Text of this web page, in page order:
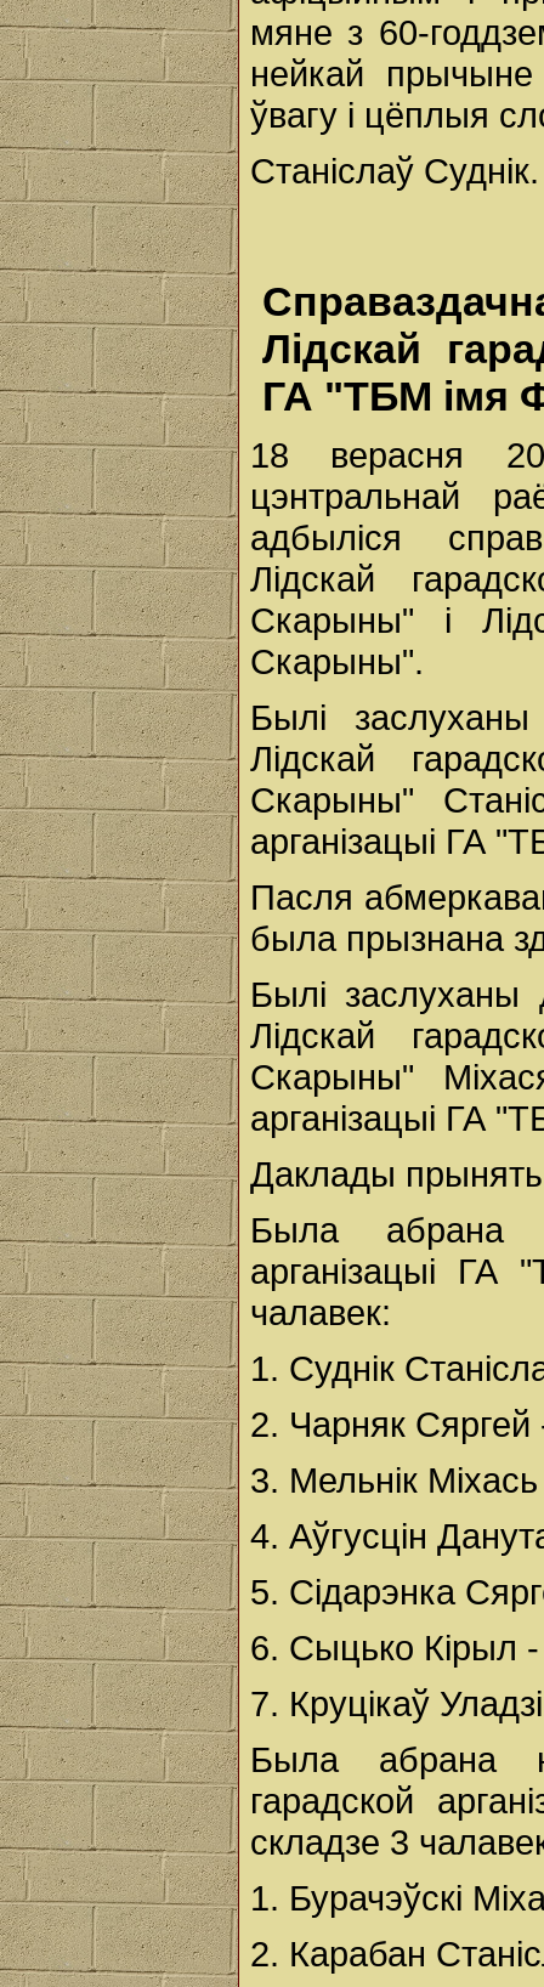
мяне з 60-
нейкай прычыне
ўвагу і цёплыя
Станіслаў Суднік.
Лідскай
ГА "ТБМ імя
18 верасня
цэнтральнай
адбыліся
Лідскай
Скарыны" і
Скарыны".
Былі
Лідскай
Скарыны"
арганізацыі ГА
Пасля
была прызнана
Былі заслуханы
Лідскай
Скарыны"
арганізацыі ГА
Даклады
Была абрана
арганізацыі
чалавек:
1. Суднік
2. Чарняк Сяргей
3. Мельнік
4. Аўгусцін
5. Сідарэнка
6. Сыцько Кірыл
7. Круцікаў
Была абрана
гарадской
складзе 3
1. Бурачэўскі
2. Карабан